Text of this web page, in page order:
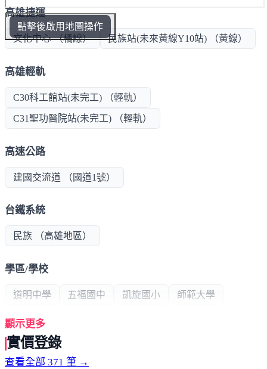
點擊後啟用地圖操作
高雄捷運
文化中心 （橘線） 民族站(未來黃線Y10站) （黃線）
高雄輕軌
C30科工館站(未完工) （輕軌）
C31聖功醫院站(未完工) （輕軌）
高速公路
建國交流道 （國道1號）
台鐵系統
民族 （高雄地區）
學區/學校
道明中學 五福國中 凱旋國小 師範大學
公共建設
顯示更多
實價登錄
查看全部 371 筆 →